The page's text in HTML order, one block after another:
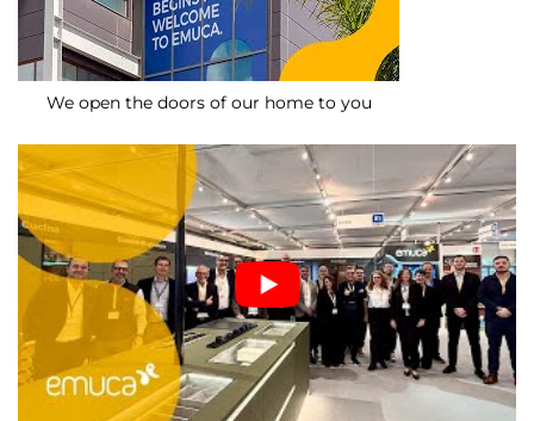
We open the doors of our home to you